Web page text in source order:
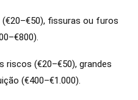
fissuras ou furos
riscos (€20–€50), grandes
(€400–€1.000).